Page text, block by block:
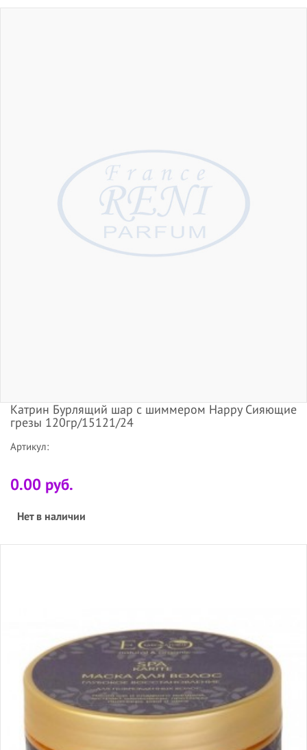
Катрин Бурлящий шар с шиммером Happy Сияющие
грезы 120гр/15121/24
Артикул:
0.00 руб.
Нет в наличии